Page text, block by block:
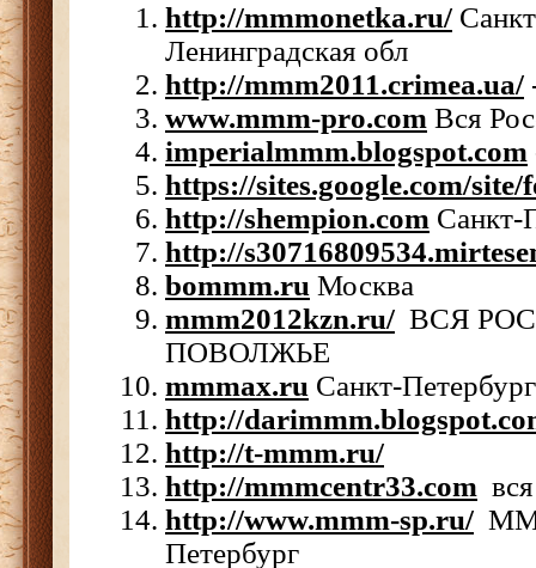
http://mmmonetka.ru/
Ленинградская обл
http://mmm2011.crimea.ua/
www.mmm-pro.com Вся
imperialmmm.blogspot.com
https://sites.google.com/site/
http://shempion.com Санкт-
http://
bommm.ru Москва
mmm2012kzn.ru/ ВСЯ
ПОВОЛЖЬЕ
mmmax.ru Санкт-Петербург
http://
http://t-mmm.ru/
http://mmmcentr33.com
http://www.mmm-sp.ru/
Петербург